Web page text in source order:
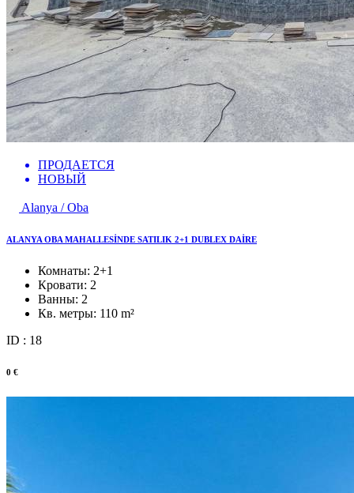
ПРОДАЕТСЯ
НОВЫЙ
Alanya / Oba
ALANYA OBA MAHALLESİNDE SATILIK 2+1 DUBLEX DAİRE
Комнаты: 2+1
Кровати: 2
Ванны: 2
Кв. метры: 110 m²
ID : 18
0 €